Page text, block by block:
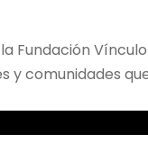
Fundación
y comunidades